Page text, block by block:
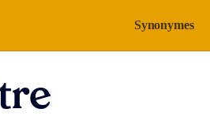
Synonymes